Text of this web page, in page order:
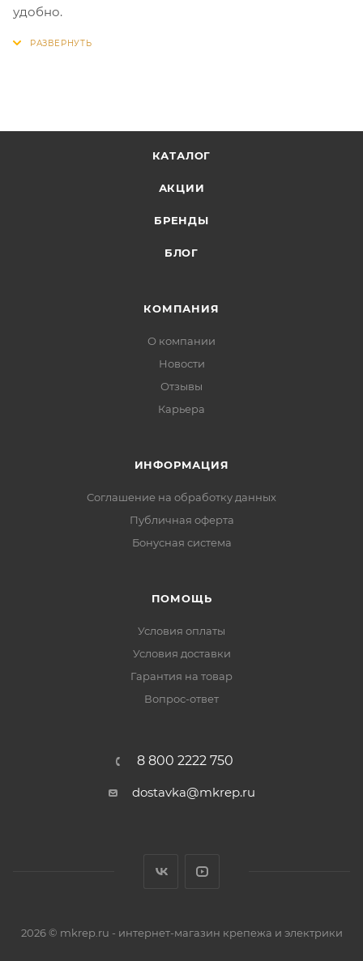
удобно.
КАТАЛОГ
АКЦИИ
БРЕНДЫ
БЛОГ
КОМПАНИЯ
О компании
Новости
Отзывы
Карьера
ИНФОРМАЦИЯ
Соглашение на обработку данных
Публичная оферта
Бонусная система
ПОМОЩЬ
Условия оплаты
Условия доставки
Гарантия на товар
Вопрос-ответ
8 800 2222 750
dostavka@mkrep.ru
2026 © mkrep.ru - интернет-магазин крепежа и электрики